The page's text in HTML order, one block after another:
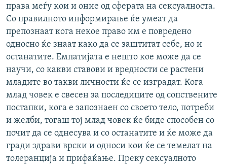
права меѓу кои и оние од сферата на сексуалноста.
Со правилното информирање ќе умеат да
препознаат кога некое право им е повредено
односно ќе знаат како да се заштитат себе, но и
останатите. Емпатијата е нешто кое може да се
научи, со какви ставови и вредности се растени
младите во такви личности ќе се изградат. Кога
млад човек е свесен за последиците од сопствените
постапки, кога е запознаен со своето тело, потреби
и желби, тогаш тој млад човек ќе биде способен со
почит да се однесува и со останатите и ќе може да
гради здрави врски и односи кои ќе се темелат на
толеранција и прифаќање. Преку сексуалното